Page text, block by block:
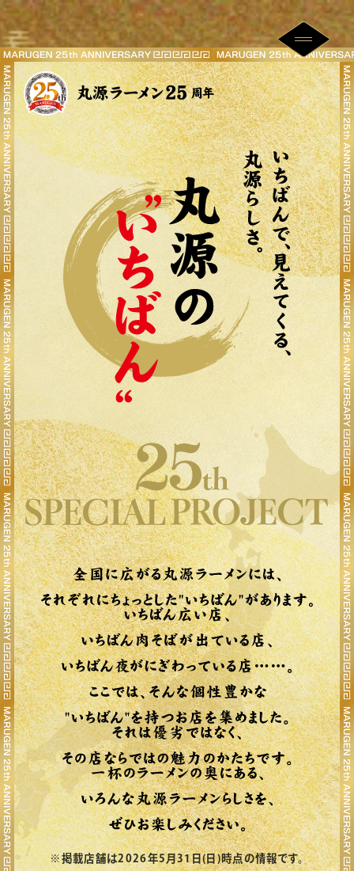
くまのがっこう スペシャルコラボキャンペーン「ぷくも
りシール第1弾」配布中止のお知らせ
店舗を探す
メニューを見る
※掲載店舗は2026年5月31日(日)時点の情報です。